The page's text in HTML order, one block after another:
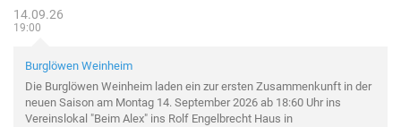
14.09.26
19:00
Burglöwen Weinheim
Die Burglöwen Weinheim laden ein zur ersten Zusammenkunft in der
neuen Saison am Montag 14. September 2026 ab 18:60 Uhr ins
Vereinslokal "Beim Alex" ins Rolf Engelbrecht Haus in